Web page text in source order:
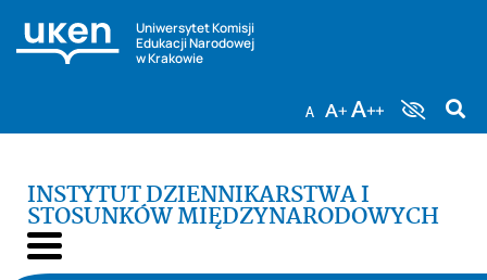
Uniwersytet Komisji
Edukacji Narodowej
w Krakowie
INSTYTUT DZIENNIKARSTWA I
STOSUNKÓW MIĘDZYNARODOWYCH